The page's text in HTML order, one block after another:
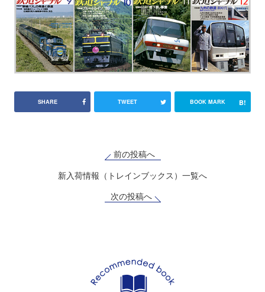
SHARE TWEET BOOK MARK B!
前の投稿へ
新入荷情報（トレインブックス）一覧へ
次の投稿へ